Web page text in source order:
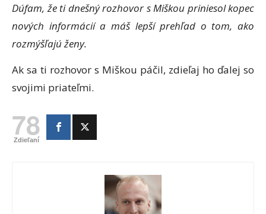
Dúfam, že ti dnešný rozhovor s Miškou priniesol kopec
nových informácií a máš lepší prehľad o tom, ako
rozmýšľajú ženy.
Ak sa ti rozhovor s Miškou páčil, zdieľaj ho ďalej so
svojimi priateľmi.
78
Zdieľaní